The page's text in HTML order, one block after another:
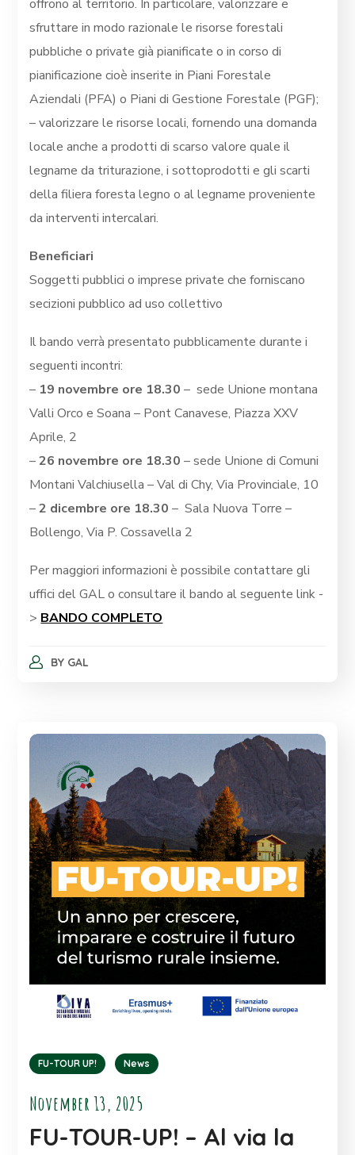
offrono al territorio. In particolare, valorizzare e
sfruttare in modo razionale le risorse forestali
pubbliche o private già pianificate o in corso di
pianificazione cioè inserite in Piani Forestale
Aziendali (PFA) o Piani di Gestione Forestale (PGF);
– valorizzare le risorse locali, fornendo una domanda
locale anche a prodotti di scarso valore quale il
legname da triturazione, i sottoprodotti e gli scarti
della filiera foresta legno o al legname proveniente
da interventi intercalari.
Beneficiari
Soggetti pubblici o imprese private che forniscano
secizioni pubblico ad uso collettivo
Il bando verrà presentato pubblicamente durante i
seguenti incontri:
– 19 novembre ore 18.30 – sede Unione montana
Valli Orco e Soana – Pont Canavese, Piazza XXV
Aprile, 2
–26 novembre ore 18.30 – sede Unione di Comuni
Montani Valchiusella – Val di Chy, Via Provinciale, 10
–2 dicembre ore 18.30 –Sala Nuova Torre –
Bollengo, Via P. Cossavella 2
Per maggiori informazioni è possibile contattare gli
uffici del GAL o consultare il bando al seguente link -
> BANDO COMPLETO
BY GAL
FU-TOUR UP! News
November 13, 2025
FU-TOUR-UP! – Al via la